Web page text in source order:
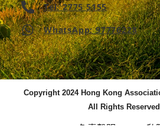
Tel: 2775 5155
WhatsApp: 97776228
Copyright 2024 Hong Kong
All Rights
免責聲明 私